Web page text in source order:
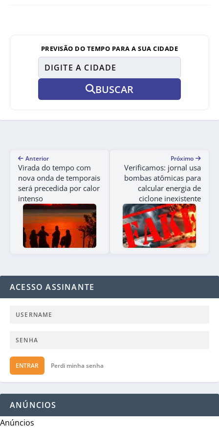
PREVISÃO DO TEMPO PARA A SUA CIDADE
BUSCAR
Anterior
Virada do tempo com
nova onda de temporais
será precedida por calor
intenso
Próximo
Verificamos: jornal usa
bombas atômicas para
calcular energia de
ciclone inexistente
ACESSO ASSINANTE
ENTRAR Perdi minha senha
ANÚNCIOS
Anúncios